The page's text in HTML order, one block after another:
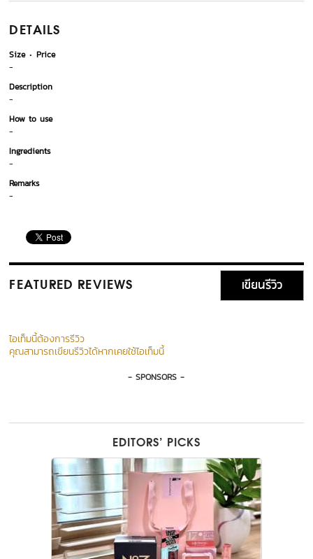
DETAILS
Size
Price
-
Description
-
How to use
-
Ingredients
-
Remarks
-
FEATURED REVIEWS เขียนรีวิว
ไอเท็มนี้ต้องการรีวิว
คุณสามารถเขียนรีวิวได้หากเคยใช้ไอเท็มนี้
- SPONSORS -
EDITORS’ PICKS